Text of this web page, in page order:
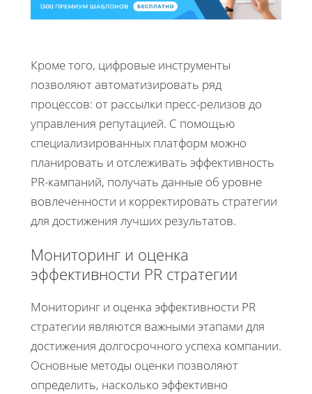
Кроме того, цифровые инструменты
позволяют автоматизировать ряд
процессов: от рассылки пресс-релизов до
управления репутацией. С помощью
специализированных платформ можно
планировать и отслеживать эффективность
PR-кампаний, получать данные об уровне
вовлеченности и корректировать стратегии
для достижения лучших результатов.
Мониторинг и оценка
эффективности PR стратегии
Мониторинг и оценка эффективности PR
стратегии являются важными этапами для
достижения долгосрочного успеха компании.
Основные методы оценки позволяют
определить, насколько эффективно